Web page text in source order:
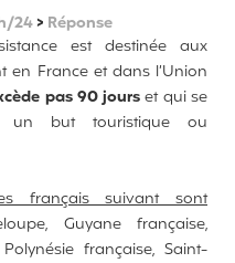
24> Réponse
est destinée aux
en France et dans l’Union
pas 90 jourset qui se
un but touristique ou
français suivant sont
Guyane française,
française, Saint-